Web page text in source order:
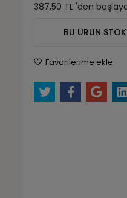
387,50 TL 'den
BU ÜRÜN
Favorilerime ekle